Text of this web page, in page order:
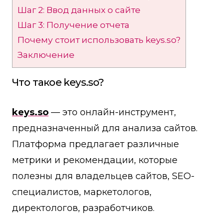
Шаг 2: Ввод данных о сайте
Шаг 3: Получение отчета
Почему стоит использовать keys.so?
Заключение
Что такое keys.so?
keys.so — это онлайн-инструмент,
предназначенный для анализа сайтов.
Платформа предлагает различные
метрики и рекомендации, которые
полезны для владельцев сайтов, SEO-
специалистов, маркетологов,
директологов, разработчиков.